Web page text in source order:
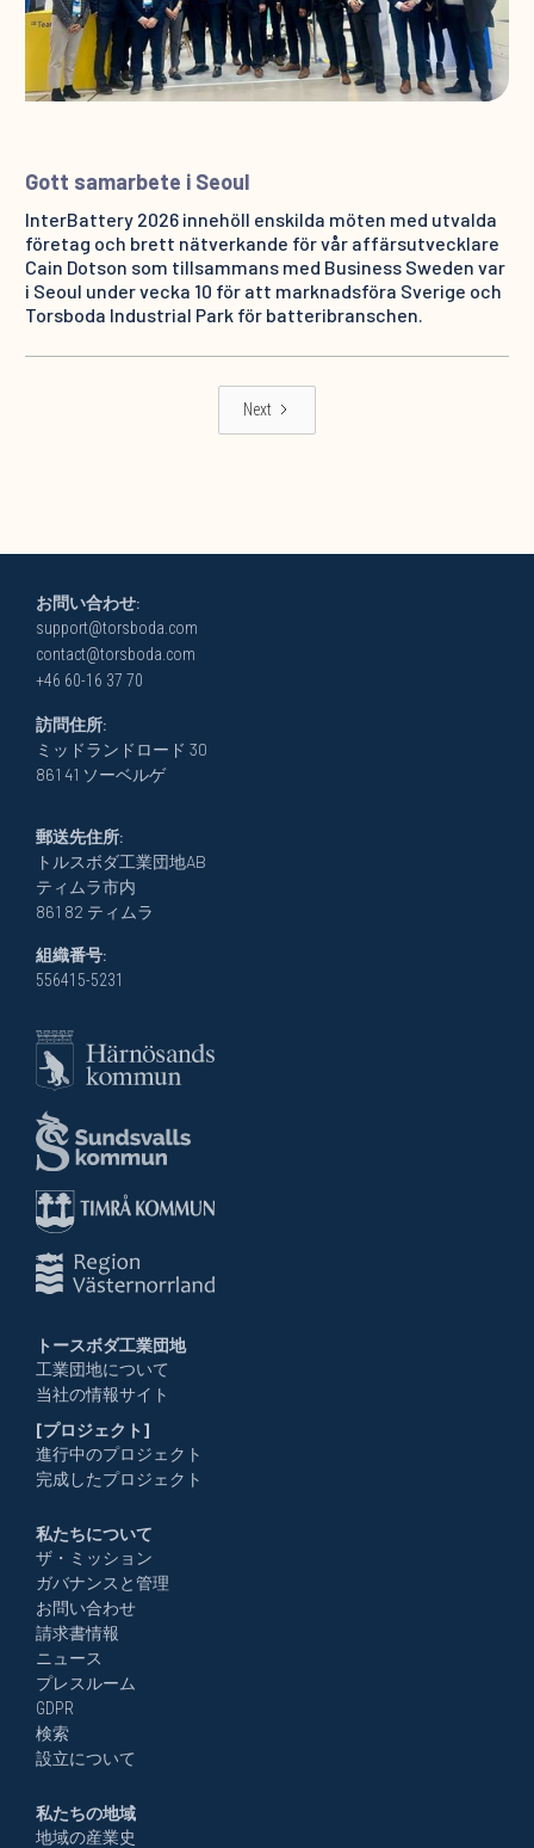
Gott samarbete i Seoul
InterBattery 2026 innehöll enskilda möten med utvalda
företag och brett nätverkande för vår affärsutvecklare
Cain Dotson som tillsammans med Business Sweden var
i Seoul under vecka 10 för att marknadsföra Sverige och
Torsboda Industrial Park för batteribranschen.
Next
お問い合わせ:
support@torsboda.com
contact@torsboda.com
+46 60-16 37 70
訪問住所:
ミッドランドロード 30
861 41 ソーベルゲ
郵送先住所:
トルスボダ工業団地AB
ティムラ市内
861 82 ティムラ
組織番号:
556415-5231
トースボダ工業団地
工業団地について
当社の情報サイト
[プロジェクト]
進行中のプロジェクト
完成したプロジェクト
私たちについて
ザ・ミッション
ガバナンスと管理
お問い合わせ
請求書情報
ニュース
プレスルーム
GDPR
検索
設立について
私たちの地域
地域の産業史